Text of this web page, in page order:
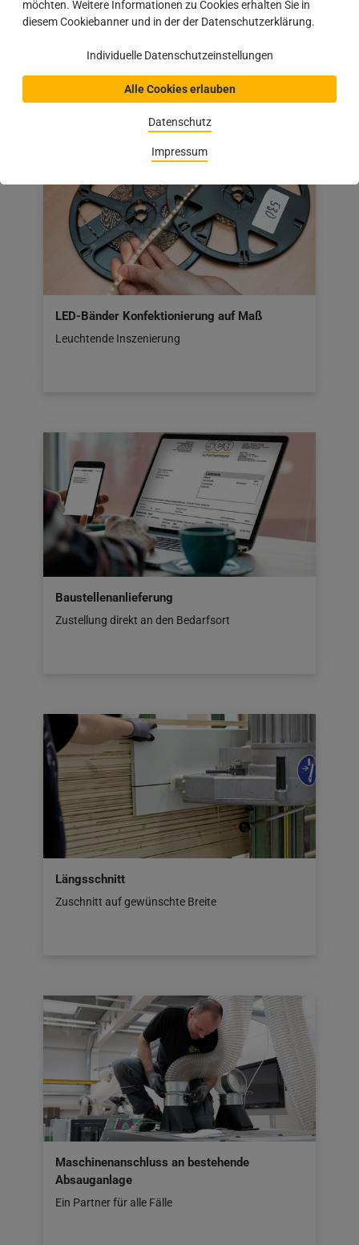
möchten. Weitere Informationen zu Cookies erhalten Sie in
diesem Cookiebanner und in der der Datenschutzerklärung.
Individuelle Datenschutzeinstellungen
Alle Cookies erlauben
Datenschutz
Impressum
Optisch schöner
LED-Bänder Konfektionierung auf Maß
Leuchtende Inszenierung
Baustellenanlieferung
Zustellung direkt an den Bedarfsort
Längsschnitt
Zuschnitt auf gewünschte Breite
Maschinenanschluss an bestehende
Absauganlage
Ein Partner für alle Fälle